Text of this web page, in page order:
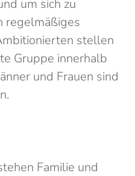
um sich zu
regelmäßiges
stellen
Gruppe innerhalb
und Frauen sind
Familie und